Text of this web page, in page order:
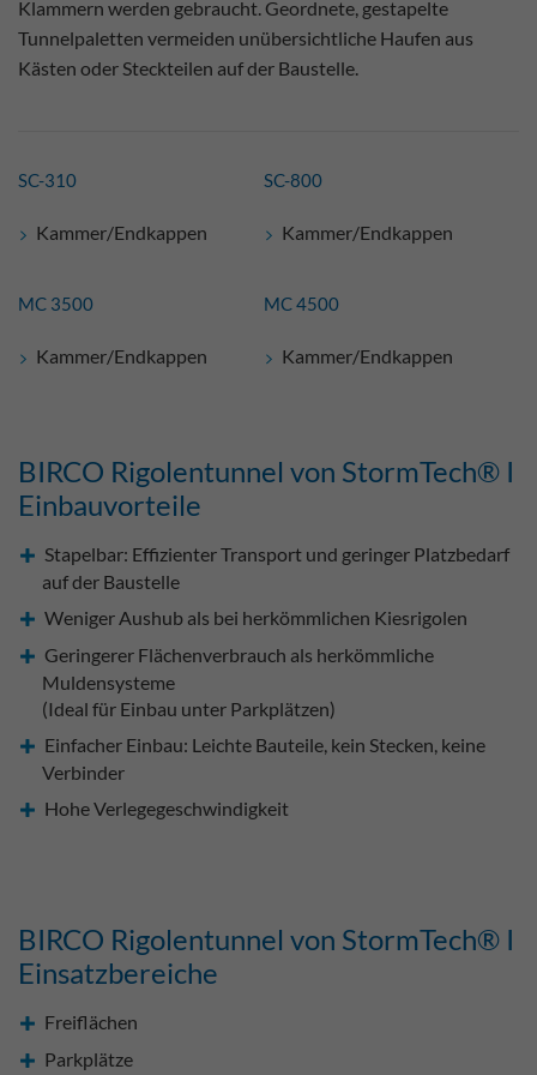
Klammern werden gebraucht. Geordnete, gestapelte
Tunnelpaletten vermeiden unübersichtliche Haufen aus
Kästen oder Steckteilen auf der Baustelle.
SC-310
Kammer/Endkappen
SC-800
Kammer/Endkappen
MC 3500
Kammer/Endkappen
MC 4500
Kammer/Endkappen
BIRCO Rigolentunnel von StormTech® I
Einbauvorteile
Stapelbar: Effizienter Transport und geringer Platzbedarf
auf der Baustelle
Weniger Aushub als bei herkömmlichen Kiesrigolen
Geringerer Flächenverbrauch als herkömmliche
Muldensysteme
(Ideal für Einbau unter Parkplätzen)
Einfacher Einbau: Leichte Bauteile, kein Stecken, keine
Verbinder
Hohe Verlegegeschwindigkeit
BIRCO Rigolentunnel von StormTech® I
Einsatzbereiche
Freiflächen
Parkplätze